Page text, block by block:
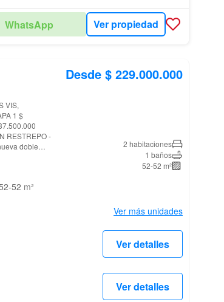
WhatsApp Ver propiedad
doble
de 52.72 mts2,
DISEÑO
CON
LOBBY
52 m²
Desde $ 229.000.000
2 habitaciones
1 baños
52-52 m²
Ver más unidades
Ver detalles
Ver detalles